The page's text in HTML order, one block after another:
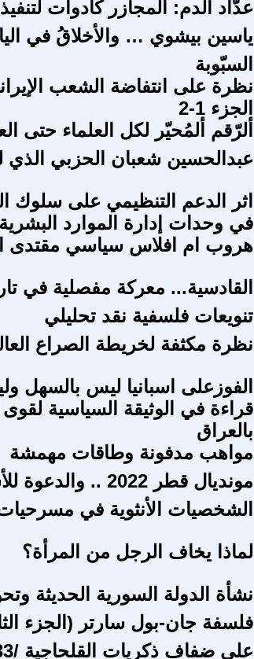
عدّاد الدم: المجازر كأدوات
ياسين بيشوي … والأخلاقُ في
السبّوبة
نظرة على انتفاضة الشعب
الجزء 1-2
ألرّقم ألمُحيّر لكل العلماء حتى
عبدالحسين شعبان الحزبي الذي
اثر الدعم التنظيمي على سلوك
في وحدات إدارة الموارد البشرية
هروب ام افلاس سياسي مقتدى
القادسية... معركة مفصلية في
تنويعات فلسفية نقد تحليلي
نظرة مكثفة لخريطة الصراع
الفوزعلى اسبانيا ليس بالسهل
قراءة في الوثيقة السياسية لقوى
بالعراق
مواهب مدفونة وطاقات مهمشة
مونديال قطر 2022 .. والدعوة للأسلام
الشخصيات الأنثوية في
لماذا يخاف الرجل من المرأة؟
نشأة الدولة السورية الحديثة
فلسفة جان-بول سارتر (الجزء
على ضفاف ذكريات القلحاجية /333